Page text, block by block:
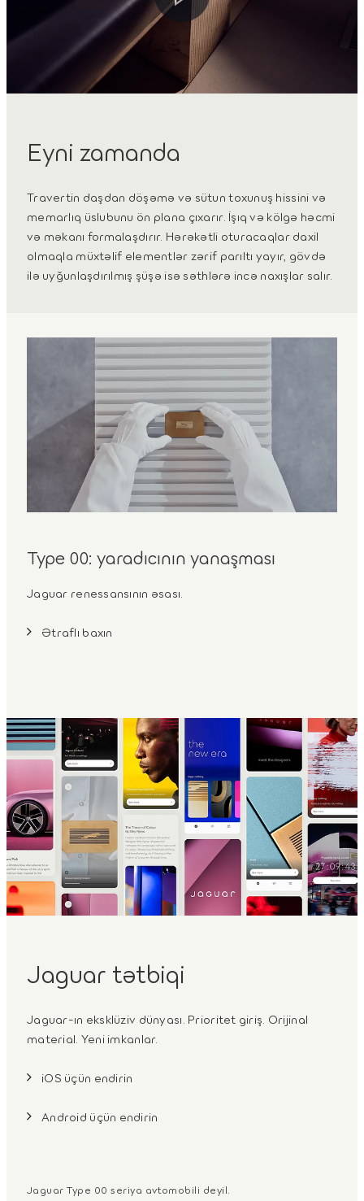
Eyni zamanda
Travertin daşdan döşəmə və sütun toxunuş hissini və
memarlıq üslubunu ön plana çıxarır. İşıq və kölgə həcmi
və məkanı formalaşdırır. Hərəkətli oturacaqlar daxil
olmaqla müxtəlif elementlər zərif parıltı yayır, gövdə
ilə uyğunlaşdırılmış şüşə isə səthlərə incə naxışlar salır.
Type 00: yaradıcının yanaşması
Jaguar renessansının əsası.
Ətraflı baxın
Jaguar tətbiqi
Jaguar-ın eksklüziv dünyası. Prioritet giriş. Orijinal
material. Yeni imkanlar.
iOS üçün endirin
Android üçün endirin
Jaguar Type 00 seriya avtomobili deyil.